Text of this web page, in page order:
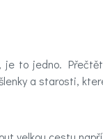
je to jedno.
a starosti,